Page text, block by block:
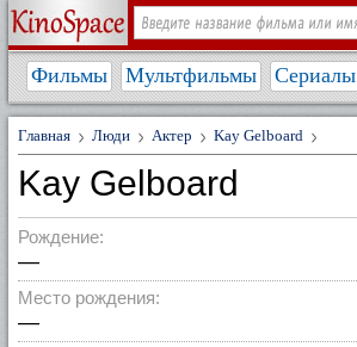
Фильмы Мультфильмы Сериалы
Главная Люди Актер Kay Gelboard
Kay Gelboard
Рождение:
—
Место рождения:
—